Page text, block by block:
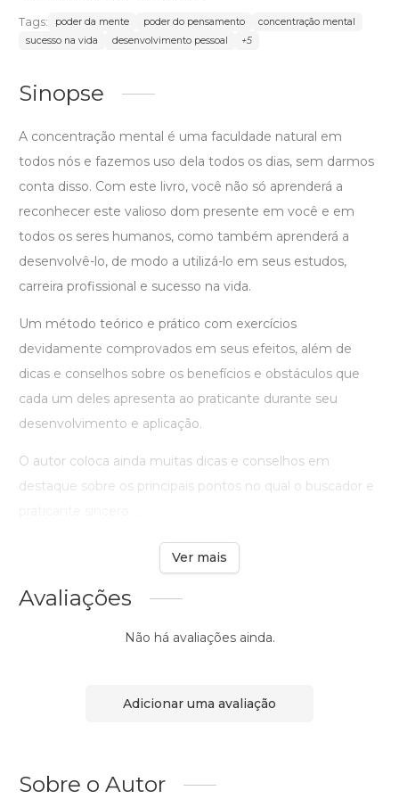
Tags: poder da mente poder do pensamento
concentração mental
sucesso na vida
desenvolvimento pessoal +5
Sinopse
A concentração mental é uma faculdade natural em
todos nós e fazemos uso dela todos os dias, sem darmos
conta disso. Com este livro, você não só aprenderá a
reconhecer este valioso dom presente em você e em
todos os seres humanos, como também aprenderá a
desenvolvê-lo, de modo a utilizá-lo em seus estudos,
carreira profissional e sucesso na vida.
Um método teórico e prático com exercícios
devidamente comprovados em seus efeitos, além de
dicas e conselhos sobre os benefícios e obstáculos que
cada um deles apresenta ao praticante durante seu
desenvolvimento e aplicação.
O autor coloca ainda muitas dicas e conselhos em
destaque sobre os principais pontos no qual o buscador e
Ver mais
Avaliações
Não há avaliações ainda.
Adicionar uma avaliação
Sobre o Autor